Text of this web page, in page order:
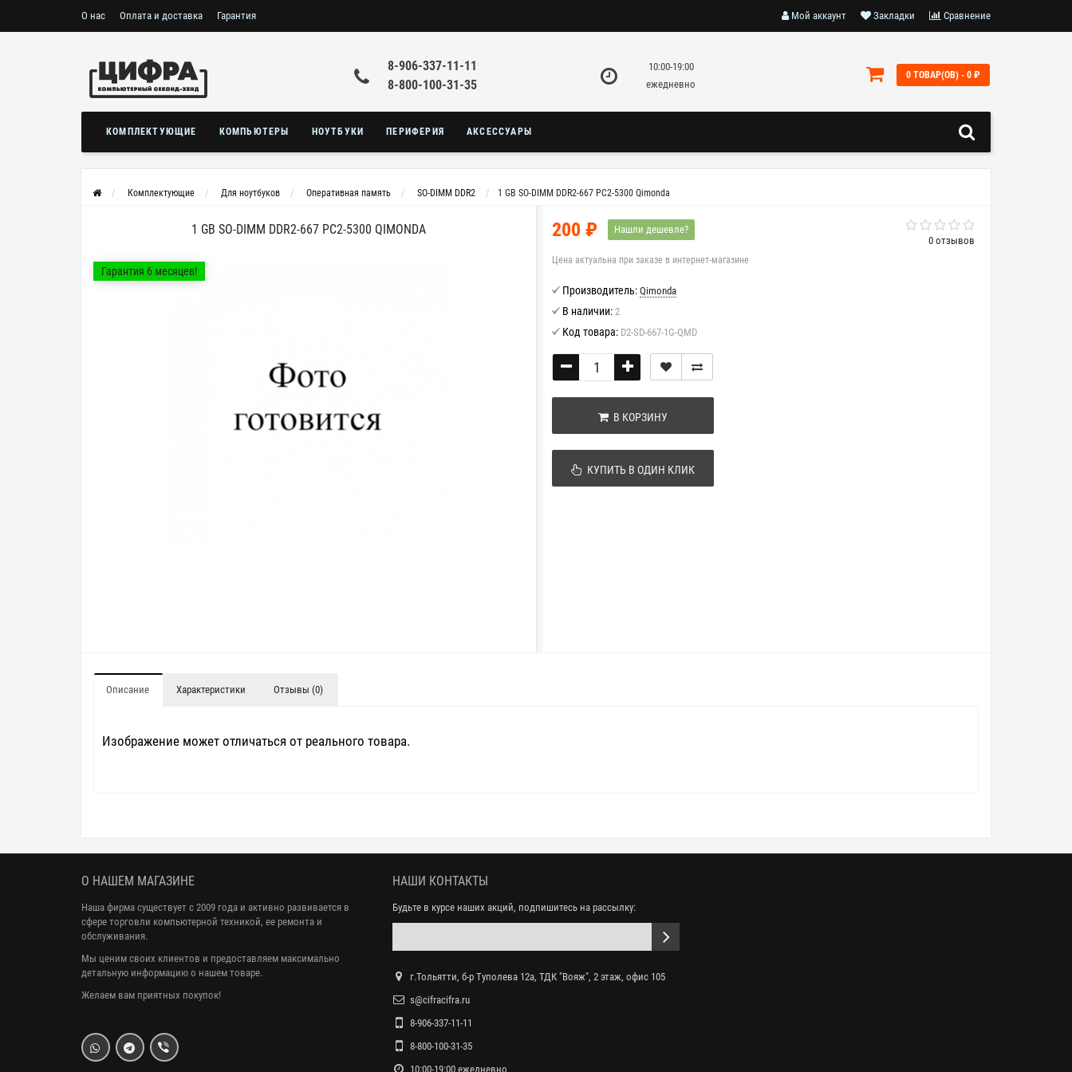
О нас Оплата и доставка Гарантия Мой аккаунт Закладки Сравнение
8-906-337-11-11
8-800-100-31-35
10:00-19:00
ежедневно
0 ТОВАР(ОВ) - 0 ₽
КОМПЛЕКТУЮЩИЕ КОМПЬЮТЕРЫ НОУТБУКИ ПЕРИФЕРИЯ АКСЕССУАРЫ
Комплектующие Для ноутбуков Оперативная память SO-DIMM DDR2 1 GB SO-DIMM DDR2-667 PC2-5300 Qimonda
1 GB SO-DIMM DDR2-667 PC2-5300 QIMONDA
Гарантия 6 месяцев!
0 отзывов
200 ₽ Нашли дешевле?
Цена актуальна при заказе в интернет-магазине
Производитель: Qimonda
В наличии: 2
Код товара: D2-SD-667-1G-QMD
В КОРЗИНУ
КУПИТЬ В ОДИН КЛИК
Описание Характеристики Отзывы (0)
Изображение может отличаться от реального товара.
О НАШЕМ МАГАЗИНЕ
Наша фирма существует с 2009 года и активно развивается в
сфере торговли компьютерной техникой, ее ремонта и
обслуживания.
Мы ценим своих клиентов и предоставляем максимально
детальную информацию о нашем товаре.
Желаем вам приятных покупок!
НАШИ КОНТАКТЫ
Будьте в курсе наших акций, подпишитесь на рассылку:
г.Тольятти, б-р Туполева 12а, ТДК "Вояж", 2 этаж, офис 105
s@cifracifra.ru
8-906-337-11-11
8-800-100-31-35
10:00-19:00 ежедневно